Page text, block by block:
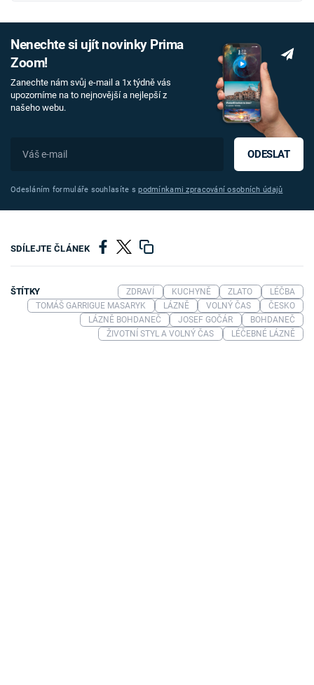
Nenechte si ujít novinky Prima
Zoom!
Zanechte nám svůj e-mail a 1x týdně vás
upozorníme na to nejnovější a nejlepší z
našeho webu.
ODESLAT
Odesláním formuláře souhlasíte spodmínkami zpracování osobních údajů
SDÍLEJTE ČLÁNEK
ŠTÍTKY ZDRAVÍ KUCHYNĚ ZLATO
LÉČBA
TOMÁŠ GARRIGUE MASARYK
LÁZNĚ VOLNÝ ČAS
ČESKO
LÁZNĚ BOHDANEČ
JOSEF GOČÁR
BOHDANEČ
ŽIVOTNÍ STYL A VOLNÝ ČAS
LÉČEBNÉ LÁZNĚ